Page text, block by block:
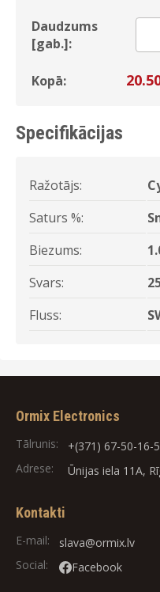
Daudzums
[gab.]:
Kopā:
Specifikācijas
Ražotājs:
Saturs %:
Biezums:
Svars:
Fluss:
Ormix Electronics
Tālrunis:
+(371) 67-50-16-
Adrese:
Ūnijas iela 11A,
Kontakti
E-mail:
slava@ormix.lv
Social:
Facebook